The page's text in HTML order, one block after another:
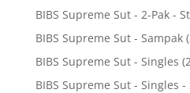
BIBS Supreme Sut - 2-Pak -
BIBS Supreme Sut - Sampak
BIBS Supreme Sut - Singles
BIBS Supreme Sut - Singles